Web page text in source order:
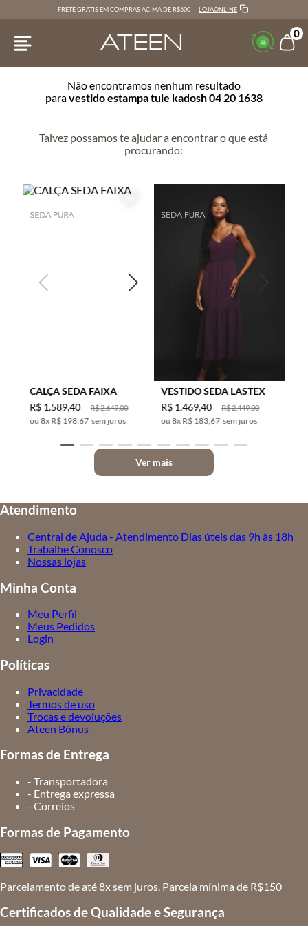
FRETE GRÁTIS EM COMPRAS ACIMA DE R$600 LOJAONLINE
0
Não encontramos nenhum resultado
paravestido estampa tule kadosh 04 20 1638
Talvez possamos te ajudar a encontrar o que está
procurando:
CALÇA SEDA FAIXA
R$2.649,00
R$ 1.589,40
8x R$ 198,67 sem juros
VESTIDO SEDA LASTEX
R$2.449,00
R$ 1.469,40
8x R$ 183,67 sem juros
Ver mais
Atendimento
Central de Ajuda - Atendimento Dias úteis das 9h às 18h
Trabalhe Conosco
Nossas lojas
Minha Conta
Meu Perfil
Meus Pedidos
Login
Políticas
Privacidade
Termos de uso
Trocas e devoluções
Ateen Bônus
Formas de Entrega
- Transportadora
- Entrega expressa
- Correios
Formas de Pagamento
Parcelamento de até 8x sem juros. Parcela mínima de R$150
Certificados de Qualidade e Segurança